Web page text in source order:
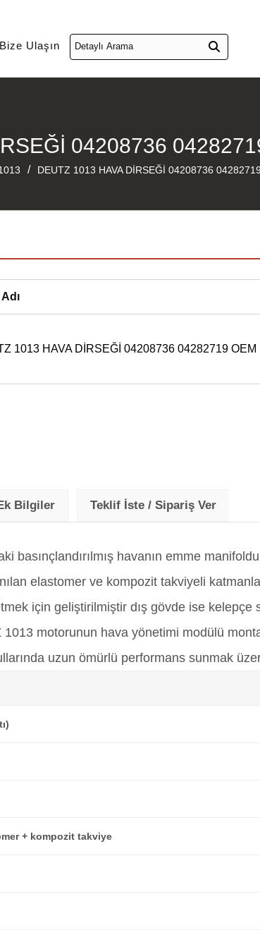
Bize Ulaşın
04208736
/ DEUTZ 1013 HAVA DİRSEĞİ 04208736
1013 HAVA DİRSEĞİ 04208736 04282719 OEM
Bilgiler Teklif İste / Sipariş Ver
basınçlandırılmış havanın emme
elastomer ve kompozit takviyeli
için geliştirilmiştir dış gövde ise
motorunun hava yönetimi modülü
uzun ömürlü performans sunmak
+ kompozit takviye